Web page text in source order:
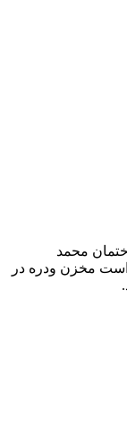
محمد
مخزن ودره در